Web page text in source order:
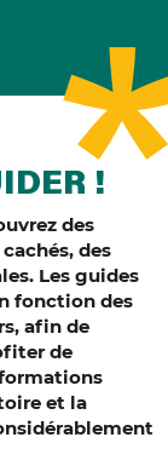
!
des
des
Les guides
fonction des
afin de
de
et la